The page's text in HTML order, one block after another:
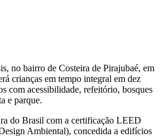
no bairro de Costeira de Pirajubaé, em
crianças em tempo integral em dez
com acessibilidade, refeitório, bosques
e parque.
do Brasil com a certificação LEED
Ambiental), concedida a edifícios